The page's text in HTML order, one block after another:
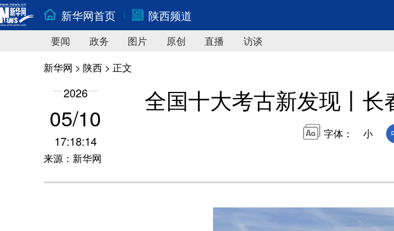
新华网首页 陕西频道
要闻 政务 图片 原创 直播
访谈
新华网 > 陕西 > 正文
2026
05/10
17:18:14
来源：新华网
全国十大考古新发现丨
字体： 小